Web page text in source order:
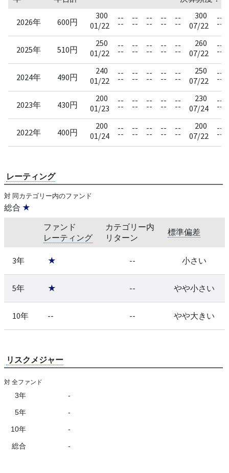
2026年 600円
300
01/22
--
--
--
--
--
--
--
--
--
--
300
07/22
--
--
2025年 510円
250
01/22
--
--
--
--
--
--
--
--
--
--
260
07/22
--
--
2024年 490円
240
01/22
--
--
--
--
--
--
--
--
--
--
250
07/22
--
--
2023年 430円
200
01/23
--
--
--
--
--
--
--
--
--
--
230
07/24
--
--
2022年 400円
200
01/24
--
--
--
--
--
--
--
--
--
--
200
07/22
--
--
レーティング
対 同カテゴリー内のファンド
総合 ★
ファンド
レーティング
カテゴリー内
リターン
標準偏差
3年 ★ -- 小さい
5年 ★ -- やや小さい
10年 -- -- やや大きい
リスクメジャー
対 全ファンド
3年 -
5年 -
10年 -
総合 -